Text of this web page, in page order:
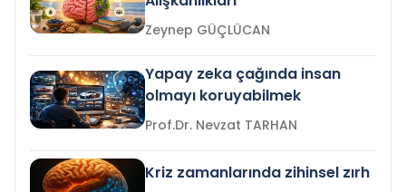
Zeynep GÜÇLÜCAN
Yapay zeka çağında insan
olmayı koruyabilmek
Prof.Dr. Nevzat TARHAN
Kriz zamanlarında zihinsel zırh